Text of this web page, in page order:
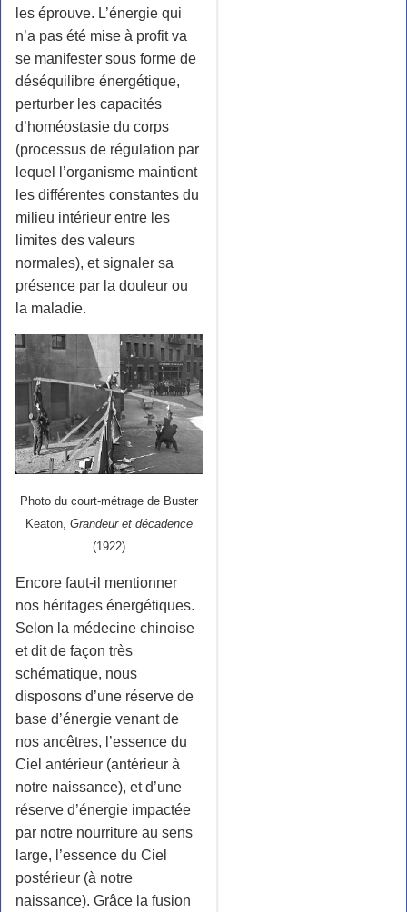
les éprouve. L’énergie qui
n’a pas été mise à profit va
se manifester sous forme de
déséquilibre énergétique,
perturber les capacités
d’homéostasie du corps
(processus de régulation par
lequel l’organisme maintient
les différentes constantes du
milieu intérieur entre les
limites des valeurs
normales), et signaler sa
présence par la douleur ou
la maladie.
Photo du court-métrage de Buster
Keaton, Grandeur et décadence
(1922)
Encore faut-il mentionner
nos héritages énergétiques.
Selon la médecine chinoise
et dit de façon très
schématique, nous
disposons d’une réserve de
base d’énergie venant de
nos ancêtres, l’essence du
Ciel antérieur (antérieur à
notre naissance), et d’une
réserve d’énergie impactée
par notre nourriture au sens
large, l’essence du Ciel
postérieur (à notre
naissance). Grâce la fusion